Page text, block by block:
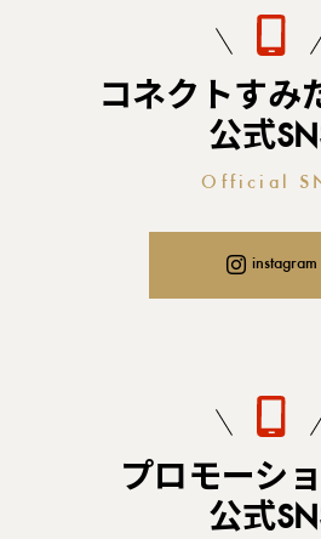
コネクトすみ
公式
Official
instagram
プロモーシ
公式